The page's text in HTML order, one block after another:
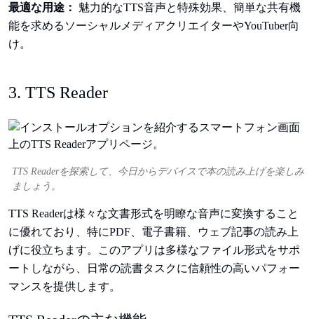
最適な用途：
魅力的なTTS音声と特殊効果、簡単な共有機
能を求めるソーシャルメディアクリエイターやYouTuber向
け。
3. TTS Reader
TTS Readerを探索して、今日からデバイスで本の読み上げを楽しみ
ましょう。
TTS Readerは様々な文書形式を明瞭な音声に変換すること
に優れており、特にPDF、電子書籍、ウェブ記事の読み上
げに役立ちます。このアプリは多様なファイル形式をサポ
ートしながら、日常の読書タスクに信頼性の高いパフォー
マンスを提供します。